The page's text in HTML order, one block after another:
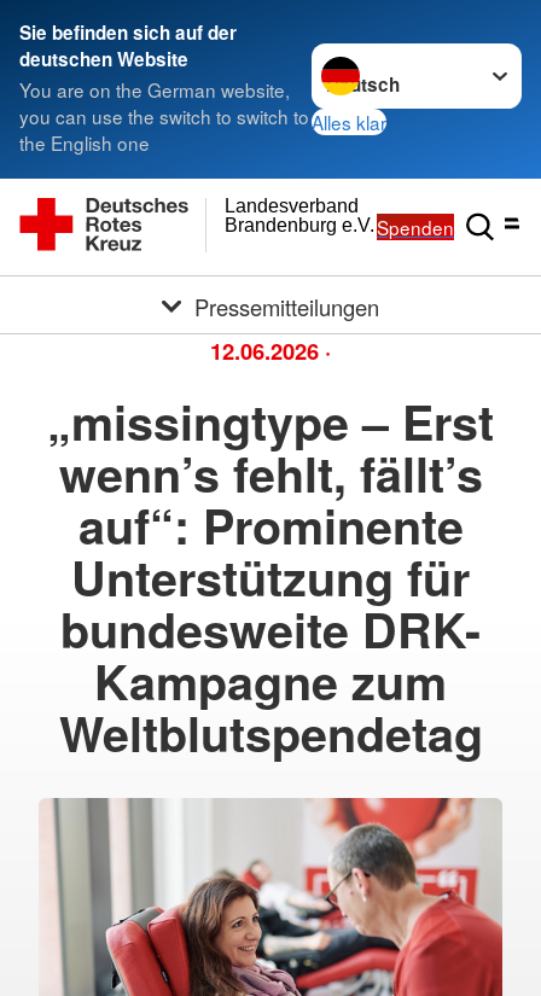
Sie befinden sich auf der
deutschen Website
You are on the German website,
you can use the switch to switch to
the English one
Sprache wechseln zu
Alles klar
Brandenburg e.V.
Landesverband
Spenden
Pressemitteilungen
12.06.2026 ·
„missingtype – Erst
wenn’s fehlt, fällt’s
auf“: Prominente
Unterstützung für
bundesweite DRK-
Kampagne zum
Weltblutspendetag